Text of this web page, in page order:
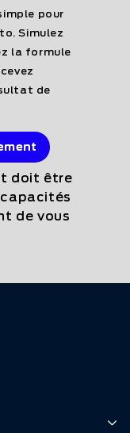
pour
Simulez
la formule
de
doit être
de vous